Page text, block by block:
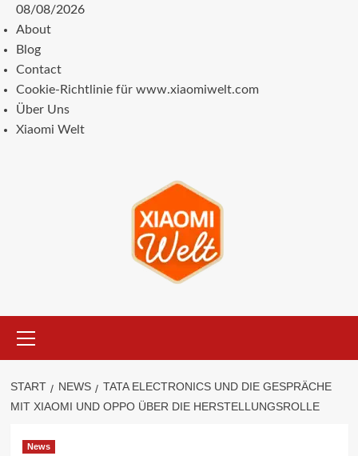
Zum
Inhalt
springen
08/08/2026
About
Blog
Contact
Cookie-Richtlinie für www.xiaomiwelt.com
Über Uns
Xiaomi Welt
Menü
START NEWS
TATA ELECTRONICS UND DIE GESPRÄCHE
MIT XIAOMI UND OPPO ÜBER DIE HERSTELLUNGSROLLE
News